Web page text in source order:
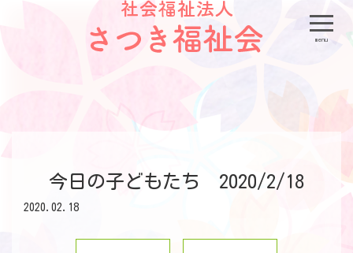
menu
今日の子どもたち 2020/2/18
2020.02.18